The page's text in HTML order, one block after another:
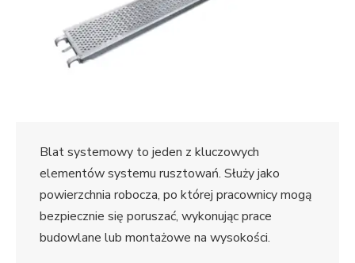
Blat systemowy to jeden z kluczowych
elementów systemu rusztowań. Służy jako
powierzchnia robocza, po której pracownicy mogą
bezpiecznie się poruszać, wykonując prace
budowlane lub montażowe na wysokości.